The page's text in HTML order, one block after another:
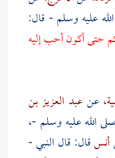
عليه وسلم - قال:
حتى أكون أحب إليه
عنعبد العزيز بن
الله عليه وسلم -،
أنسقال: قال النبي -